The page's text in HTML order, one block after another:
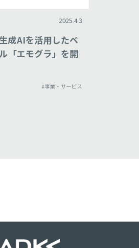
2025.4.3
成AIを活用したペ
「エモグラ」を開
#事業・サービス